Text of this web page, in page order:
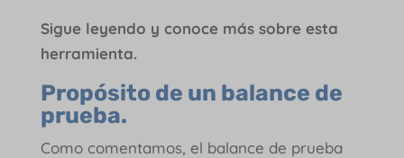
Sigue leyendo y conoce más sobre esta
herramienta.
Propósito de un balance de
prueba.
Como comentamos, el balance de prueba